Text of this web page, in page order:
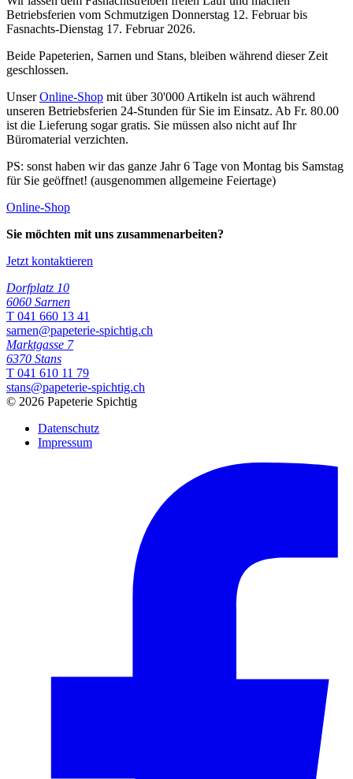
Betriebsferien vom Schmutzigen Donnerstag 12. Februar bis
Fasnachts-Dienstag 17. Februar 2026.
Beide Papeterien, Sarnen und Stans, bleiben während dieser Zeit
geschlossen.
UnserOnline-Shop mit über 30'000 Artikeln ist auch während
unseren Betriebsferien 24-Stunden für Sie im Einsatz. Ab Fr. 80.00
ist die Lieferung sogar gratis. Sie müssen also nicht auf Ihr
Büromaterial verzichten.
PS: sonst haben wir das ganze Jahr 6 Tage von Montag bis Samstag
für Sie geöffnet! (ausgenommen allgemeine Feiertage)
Online-Shop
Sie möchten mit uns zusammenarbeiten?
Jetzt kontaktieren
Dorfplatz 10
6060 Sarnen
T 041 660 13 41
sarnen@papeterie-spichtig.ch
Marktgasse 7
6370 Stans
T 041 610 11 79
stans@papeterie-spichtig.ch
© 2026 Papeterie Spichtig
Datenschutz
Impressum